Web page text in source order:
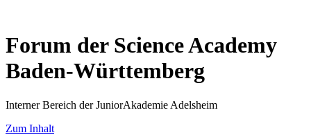
Forum der Science Academy
Baden-Württemberg
Interner Bereich der JuniorAkademie Adelsheim
Zum Inhalt